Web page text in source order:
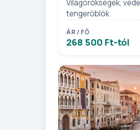
Világörökségek,
tengeröblök
ÁR / FŐ
268 500 Ft-tól